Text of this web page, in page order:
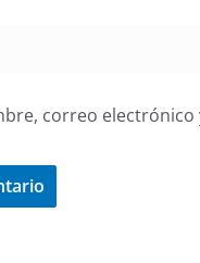
correo electrónico